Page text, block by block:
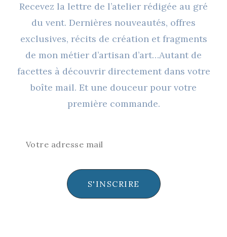
Recevez la lettre de l’atelier rédigée au gré
du vent. Dernières nouveautés, offres
exclusives, récits de création et fragments
de mon métier d’artisan d’art…Autant de
facettes à découvrir directement dans votre
boîte mail. Et une douceur pour votre
première commande.
S'INSCRIRE